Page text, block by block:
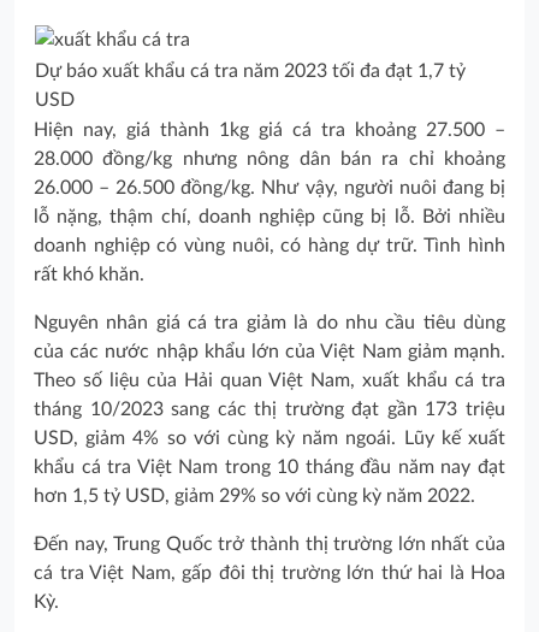
Dự báo xuất khẩu cá tra năm 2023 tối đa đạt 1,7 tỷ
USD
Hiện nay, giá thành 1kg giá cá tra khoảng 27.500 –
28.000 đồng/kg nhưng nông dân bán ra chỉ khoảng
26.000 – 26.500 đồng/kg. Như vậy, người nuôi đang bị
lỗ nặng, thậm chí, doanh nghiệp cũng bị lỗ. Bởi nhiều
doanh nghiệp có vùng nuôi, có hàng dự trữ. Tình hình
rất khó khăn.
Nguyên nhân giá cá tra giảm là do nhu cầu tiêu dùng
của các nước nhập khẩu lớn của Việt Nam giảm mạnh.
Theo số liệu của Hải quan Việt Nam, xuất khẩu cá tra
tháng 10/2023 sang các thị trường đạt gần 173 triệu
USD, giảm 4% so với cùng kỳ năm ngoái. Lũy kế xuất
khẩu cá tra Việt Nam trong 10 tháng đầu năm nay đạt
hơn 1,5 tỷ USD, giảm 29% so với cùng kỳ năm 2022.
Đến nay, Trung Quốc trở thành thị trường lớn nhất của
cá tra Việt Nam, gấp đôi thị trường lớn thứ hai là Hoa
Kỳ.